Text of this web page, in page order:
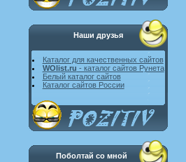
Наши друзья
Каталог для качественных сайтов
WOlist.ru - каталог сайтов Рунета
Белый каталог сайтов
Каталог сайтов России
Поболтай со мной